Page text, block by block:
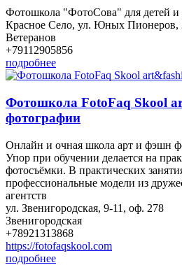
Фотошкола "ФотоСова" для детей и
Красное Село, ул. Юных Пионеров,
Ветеранов
+79112905856
подробнее
Фотошкола FotoFaq Skool
фотографии
Онлайн и очная школа арт и фэшн
Упор при обучении делается на
фотосъёмки. В практических
профессиональные модели из
агентств
ул. Звенигородская, 9-11, оф. 278
Звенигородская
+78921313868
https://fotofaqskool.com
подробнее